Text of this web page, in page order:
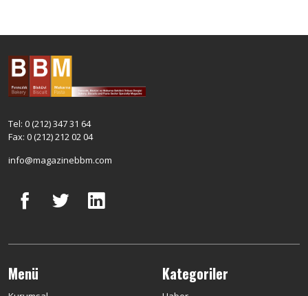
Tel: 0 (212) 347 31 64
Fax: 0 (212) 212 02 04
info@magazinebbm.com
Menü Kategoriler